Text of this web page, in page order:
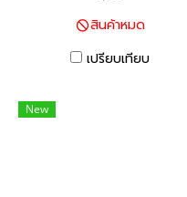
Capacity 16K steps, Built-in
RS-232 and RS-485 Ports ซี
สินค้าหมด
เปรียบเทียบ
New